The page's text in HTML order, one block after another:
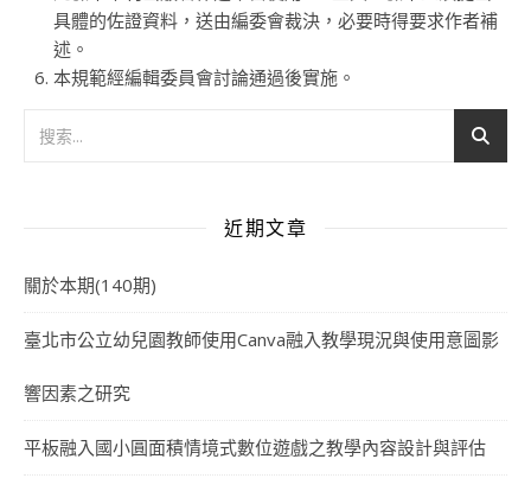
具體的佐證資料，送由編委會裁決，必要時得要求作者補
述。
本規範經編輯委員會討論通過後實施。
近期文章
關於本期(140期)
臺北市公立幼兒園教師使用Canva融入教學現況與使用意圖影
響因素之研究
平板融入國小圓面積情境式數位遊戲之教學內容設計與評估